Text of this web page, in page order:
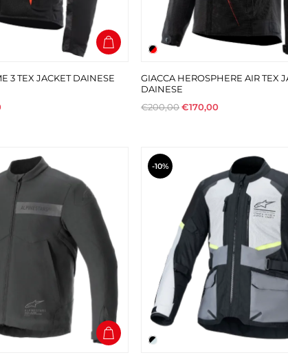
3 TEX JACKET DAINESE
GIACCA HEROSPHERE AIR TEX
DAINESE
€200,00€170,00
-10%